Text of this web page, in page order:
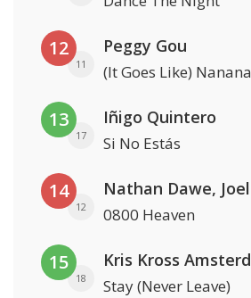
12
11
Peggy Gou
(It Goes Like) Nanana
13
17
Iñigo Quintero
Si No Estás
14
12 0800 Heaven
15
18 Stay (Never Leave)